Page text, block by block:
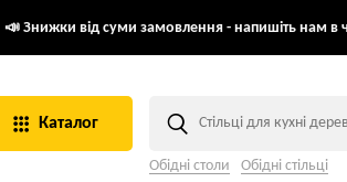
📣 Знижки від суми замовлення - напишіть нам в
Каталог
Обідні столи Обідні стільці